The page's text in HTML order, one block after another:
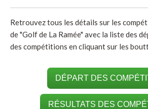
Retrouvez tous les détails sur les
de "Golf de La Ramée" avec la liste des
des compétitions en cliquant sur les
DÉPART DES
RÉSULTATS DES